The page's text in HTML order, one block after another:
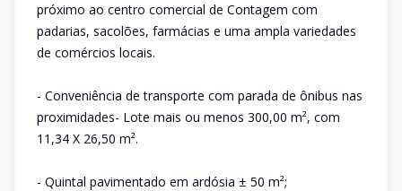
próximo ao centro comercial de Contagem com
padarias, sacolões, farmácias e uma ampla variedades
de comércios locais.
- Conveniência de transporte com parada de ônibus nas
proximidades- Lote mais ou menos 300,00 m², com
11,34 X 26,50 m².
- Quintal pavimentado em ardósia ± 50 m²;